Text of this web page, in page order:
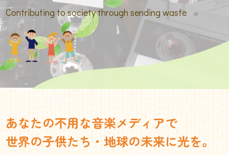
Contributing to society through sending waste
あなたの不用な音楽メディアで
世界の子供たち・地球の未来に光を。